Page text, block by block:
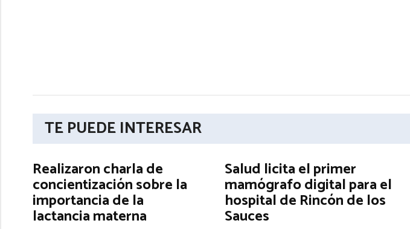
TE PUEDE INTERESAR
Realizaron charla de
concientización sobre la
importancia de la
lactancia materna
Salud licita el primer
mamógrafo digital para el
hospital de Rincón de los
Sauces